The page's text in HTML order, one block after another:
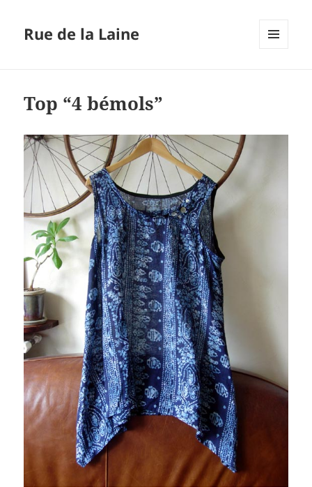
Rue de la Laine
Top “4 bémols”